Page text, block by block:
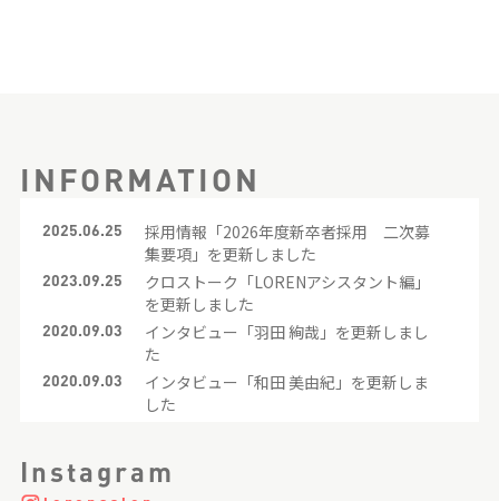
INFORMATION
2025.06.25
採用情報「2026年度新卒者採用 二次募
集要項」を更新しました
2023.09.25
クロストーク「LORENアシスタント編」
を更新しました
2020.09.03
インタビュー「羽田 絢哉」を更新しまし
た
2020.09.03
インタビュー「和田 美由紀」を更新しま
した
2020.09.03
インタビュー「籾山 託也」を更新しまし
Instagram